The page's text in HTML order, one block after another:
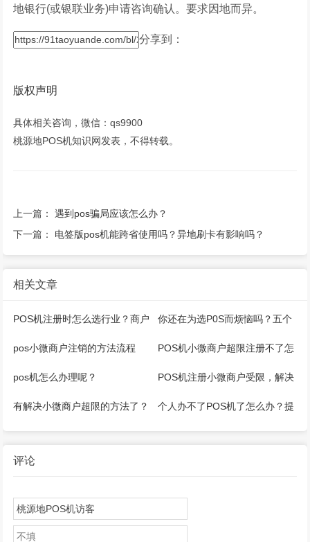
地银行(或银联业务)申请咨询确认。要求因地而异。
分享到：
版权声明
具体相关咨询，微信：qs9900
桃源地POS机知识网发表，不得转载。
上一篇：遇到pos骗局应该怎么办？
下一篇： 电签版pos机能跨省使用吗？异地刷卡有影响吗？
相关文章
POS机注册时怎么选行业？商户
名称怎么填写？
你还在为选P0S而烦恼吗？五个
建议帮你解决！
pos小微商户注销的方法流程
（仅供参考）
POS机小微商户超限注册不了怎
么办？
pos机怎么办理呢？
POS机注册小微商户受限，解决
办法介绍
有解决小微商户超限的方法了？
个人办不了POS机了怎么办？提
评论